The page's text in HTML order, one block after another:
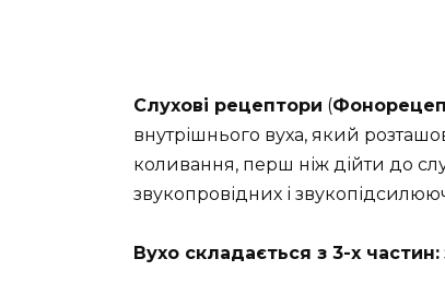
Слухові рецептори (
внутрішнього вуха, який
коливання, перш ніж дійти до
звукопровідних і
Вухо складається з 3-х частин: